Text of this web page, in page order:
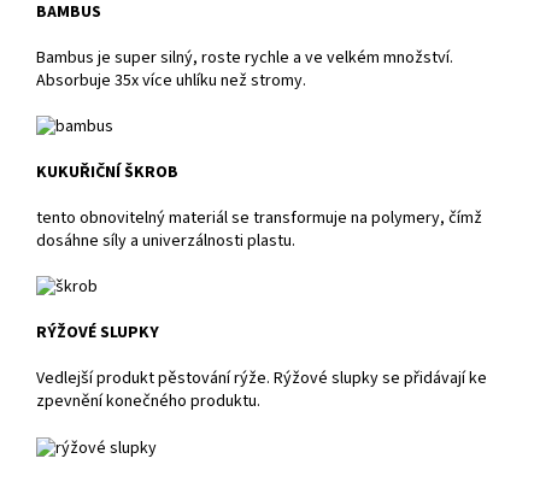
BAMBUS
Bambus je super silný, roste rychle a ve velkém množství.
Absorbuje 35x více uhlíku než stromy.
KUKUŘIČNÍ ŠKROB
tento obnovitelný materiál se transformuje na polymery, čímž
dosáhne síly a univerzálnosti plastu.
RÝŽOVÉ SLUPKY
Vedlejší produkt pěstování rýže. Rýžové slupky se přidávají ke
zpevnění konečného produktu.